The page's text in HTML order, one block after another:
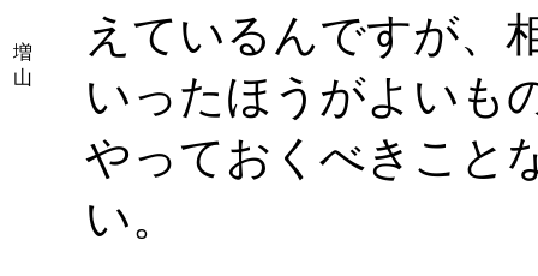
増
山
えているんですが、
いったほうがよいも
やっておくべきこと
い。